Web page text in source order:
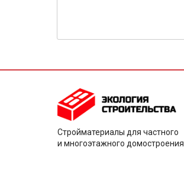
Стройматериалы для частного
и многоэтажного домостроения